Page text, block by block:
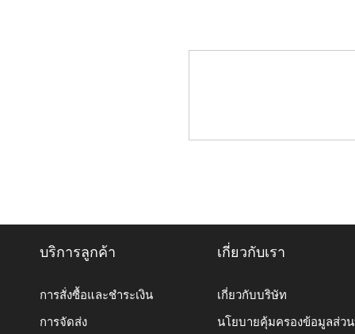
บริการลูกค้า
การสั่งซื้อและชำระเงิน
การจัดส่ง
เกี่ยวกับเรา
เกี่ยวกับบริษัท
นโยบายคุ้มครองข้อมูลส่ว